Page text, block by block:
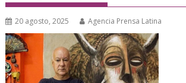
20 agosto, 2025 Agencia Prensa Latina